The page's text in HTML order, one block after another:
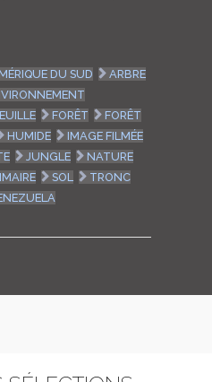
DU SUD
ARBRE
FORÊT
FORÊT
HUMIDE
IMAGE FILMÉE
JUNGLE
NATURE
SOL
TRONC